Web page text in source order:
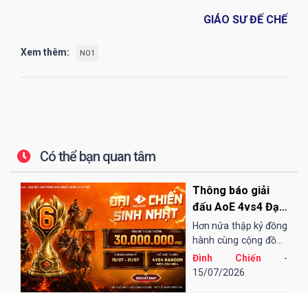
GIÁO SƯ ĐẾ CHẾ
Xem thêm: NO1
Có thể bạn quan tâm
Thông báo giải
đấu AoE 4vs4 Đại
Chiến Sinh Nhật
EGOPLAY
Hơn nửa thập kỷ đồng
hành cùng cộng đồng
AoE Việt Nam,
EGOPLAY đã không
Đình Chiến -
15/07/2026